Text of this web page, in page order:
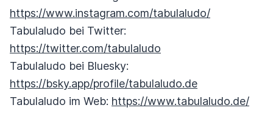
https://www.instagram.com/tabulaludo/
Tabulaludo bei Twitter:
https://twitter.com/tabulaludo
Tabulaludo bei Bluesky:
https://bsky.app/profile/tabulaludo.de
Tabulaludo im Web: https://www.tabulaludo.de/